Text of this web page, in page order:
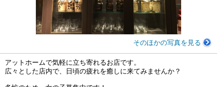
そのほかの写真を見る
アットホームで気軽に立ち寄れるお店です。
広々とした店内で、日頃の疲れを癒しに来てみませんか？